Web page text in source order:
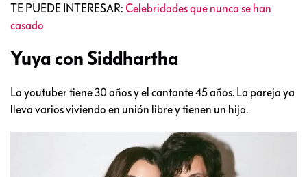
TE PUEDE INTERESAR: Celebridades que nunca se han
casado
Yuya con Siddhartha
La youtuber tiene 30 años y el cantante 45 años. La pareja ya
lleva varios viviendo en unión libre y tienen un hijo.